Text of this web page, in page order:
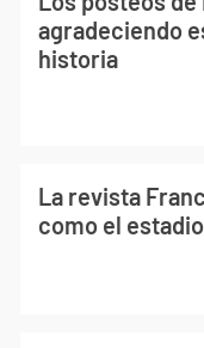
agradeciendo
historia
La revista
como el